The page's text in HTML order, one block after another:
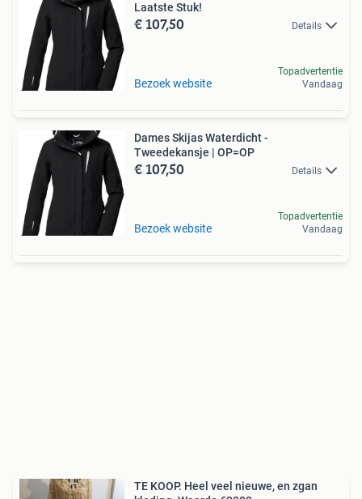
Laatste Stuk!
€ 107,50 Details
Bezoek website
Topadvertentie
Vandaag
Dames Skijas Waterdicht -
Tweedekansje | OP=OP
€ 107,50 Details
Bezoek website
Topadvertentie
Vandaag
TE KOOP. Heel veel nieuwe, en zgan